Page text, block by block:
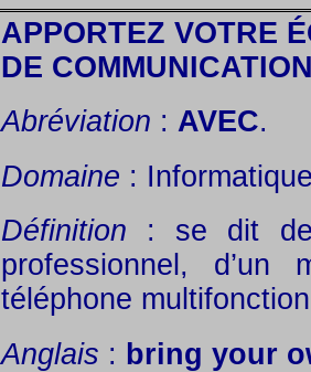
APPORTEZ VOTRE
DE
Abréviation : AVEC.
Domaine :
Définition : se dit de
professionnel, d’un
téléphone
Anglais : bring your